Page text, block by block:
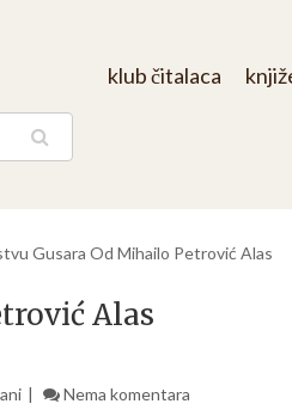
klub čitalaca
Gusara Od Mihailo Petrović Alas
Alas
Nema komentara